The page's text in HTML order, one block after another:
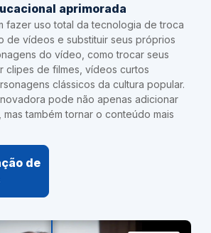
aprimorada
fazer uso total da tecnologia de troca
de vídeos e substituir seus próprios
do vídeo, como trocar seus
clipes de filmes, vídeos curtos
clássicos da cultura popular.
pode não apenas adicionar
também tornar o conteúdo mais
de